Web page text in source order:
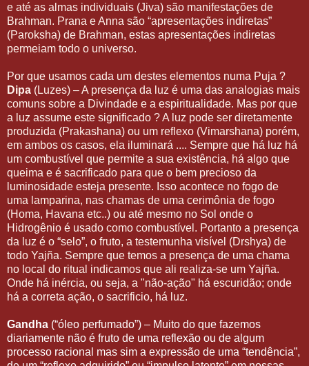
e até as almas individuais (Jiva) são manifestações de
Brahman. Prana e Anna são “apresentações indiretas”
(Paroksha) de Brahman, estas apresentações indiretas
permeiam todo o universo.
Por que usamos cada um destes elementos numa Puja ?
Dipa (Luzes) – A presença da luz é uma das analogias mais
comuns sobre a Divindade e a espiritualidade. Mas por que
a luz assume este significado ? A luz pode ser diretamente
produzida (Prakashana) ou um reflexo (Vimarshana) porém,
em ambos os casos, ela iluminará .... Sempre que há luz há
um combustível que permite a sua existência, há algo que
queima e é sacrificado para que o bem precioso da
luminosidade esteja presente. Isso acontece no fogo de
uma lamparina, nas chamas de uma cerimônia de fogo
(Homa, Havana etc..) ou até mesmo no Sol onde o
Hidrogênio é usado como combustível. Portanto a presença
da luz é o “selo”, o fruto, a testemunha visível (Drshya) de
todo Yajña. Sempre que temos a presença de uma chama
no local do ritual indicamos que ali realiza-se um Yajña.
Onde há inércia, ou seja, a "não-ação" há escuridão; onde
há a correta ação, o sacrificio, há luz.
Gandha (“óleo perfumado”) – Muito do que fazemos
diariamente não é fruto de uma reflexão ou de algum
processo racional mas sim a expressão de uma “tendência”,